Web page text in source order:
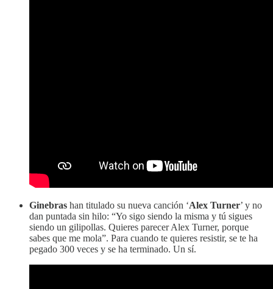
Ginebras han titulado su nueva canción ‘Alex Turner’ y no
dan puntada sin hilo: “Yo sigo siendo la misma y tú sigues
siendo un gilipollas. Quieres parecer Alex Turner, porque
sabes que me mola”. Para cuando te quieres resistir, se te ha
pegado 300 veces y se ha terminado. Un sí.